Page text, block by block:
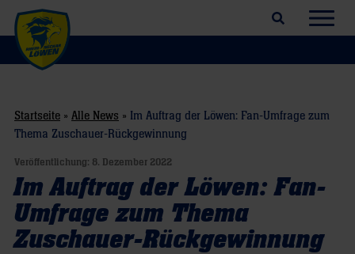
Suchfeld öffnen
Startseite » Alle News » Im Auftrag der Löwen: Fan-Umfrage zum
Thema Zuschauer-Rückgewinnung
Veröffentlichung: 8. Dezember 2022
Im Auftrag der Löwen: Fan-
Umfrage zum Thema
Zuschauer-Rückgewinnung